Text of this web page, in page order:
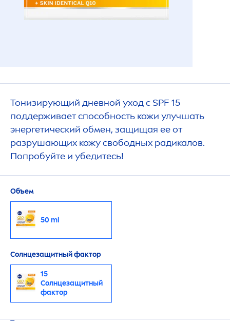
Тонизирующий дневной уход с SPF 15
поддерживает способность кожи улучшать
энергетический обмен, защищая ее от
разрушающих кожу свободных радикалов.
Попробуйте и убедитесь!
Объем
50 ml
Солнцезащитный фактор
15
Солнцезащитный
фактор